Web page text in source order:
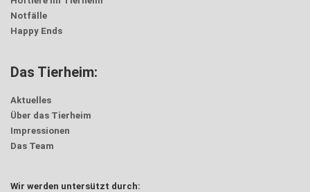
Notfälle
Happy Ends
Das Tierheim:
Aktuelles
Über das Tierheim
Impressionen
Das Team
Wir werden untersützt durch: